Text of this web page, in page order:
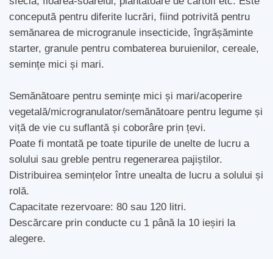
concepută pentru diferite lucrări, fiind potrivită pentru
semănarea de microgranule insecticide, îngrășăminte
starter, granule pentru combaterea buruienilor, cereale,
semințe mici și mari.
Semănătoare pentru semințe mici și mari/acoperire
vegetală/microgranulator/semănătoare pentru legume și
viță de vie cu suflantă și coborâre prin țevi.
Poate fi montată pe toate tipurile de unelte de lucru a
solului sau greble pentru regenerarea pajiștilor.
Distribuirea semințelor între unealta de lucru a solului și
rolă.
Capacitate rezervoare: 80 sau 120 litri.
Descărcare prin conducte cu 1 până la 10 ieșiri la
alegere.